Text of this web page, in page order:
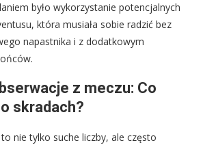
było wykorzystanie potencjalnych
która musiała sobie radzić bez
napastnika i z dodatkowym
z meczu: Co
skradach?
nie tylko suche liczby, ale często